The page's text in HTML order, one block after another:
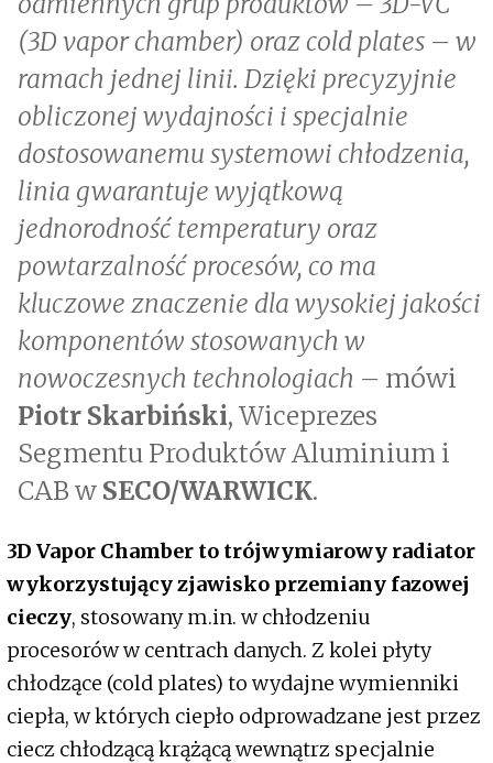
(3D vapor chamber) oraz cold plates – w
ramach jednej linii. Dzięki precyzyjnie
obliczonej wydajności i specjalnie
dostosowanemu systemowi chłodzenia,
linia gwarantuje wyjątkową
jednorodność temperatury oraz
powtarzalność procesów, co ma
kluczowe znaczenie dla wysokiej jakości
komponentów stosowanych w
nowoczesnych technologiach – mówi
Piotr Skarbiński, Wiceprezes
Segmentu Produktów Aluminium i
CAB w SECO/WARWICK.
3D Vapor Chamber to trójwymiarowy radiator
wykorzystujący zjawisko przemiany fazowej
cieczy, stosowany m.in. w chłodzeniu
procesorów w centrach danych. Z kolei płyty
chłodzące (cold plates) to wydajne wymienniki
ciepła, w których ciepło odprowadzane jest przez
ciecz chłodzącą krążącą wewnątrz specjalnie